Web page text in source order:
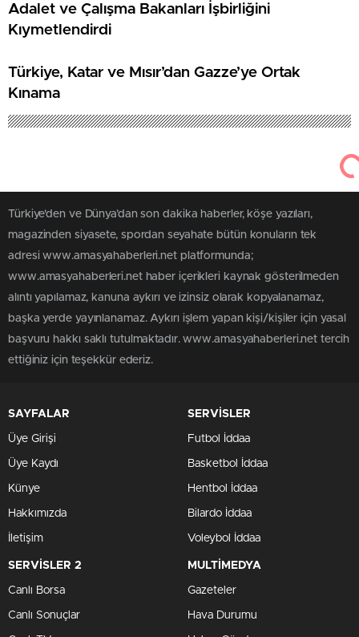
Adalet ve Çalışma Bakanları İşbirliğini
Kıymetlendirdi
Türkiye, Katar ve Mısır’dan Gazze’ye Ortak
Kınama
Türkiye'den ve Dünya’dan son dakika haberler, köşe yazıları,
magazinden siyasete, spordan seyahate bütün konuların tek
adresi www.amasyahaberleri.net platformunda;
www.amasyahaberleri.net haber içerikleri kaynak gösterilmeden
alıntı yapılamaz, kanuna aykırı ve izinsiz olarak kopyalanamaz,
başka yerde yayınlanamaz. Aykırı işlem yapan kişi/kişiler için yasal
başvuru hakkı saklı tutulmaktadır. www.amasyahaberleri.net tercih
ettiğiniz için teşekkür ederiz.
SAYFALAR
Üye Girişi
Üye Kaydı
Künye
Hakkımızda
İletişim
SERVİSLER
Futbol İddaa
Basketbol İddaa
Hentbol İddaa
Bilardo İddaa
Voleybol İddaa
SERVİSLER 2
Canlı Borsa
Canlı Sonuçlar
MULTİMEDYA
Gazeteler
Hava Durumu